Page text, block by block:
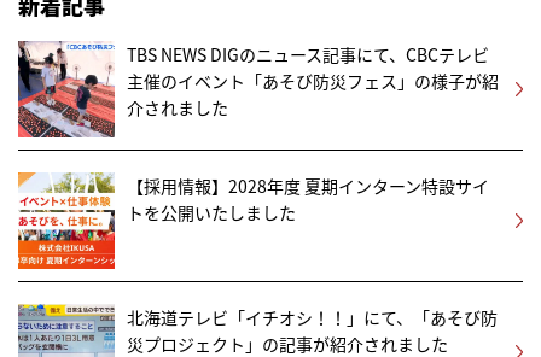
TBS NEWS DIGのニュース記事にて、CBCテレビ
主催のイベント「あそび防災フェス」の様子が紹
介されました
【採用情報】2028年度 夏期インターン特設サイ
トを公開いたしました
北海道テレビ「イチオシ！！」にて、「あそび防
災プロジェクト」の記事が紹介されました